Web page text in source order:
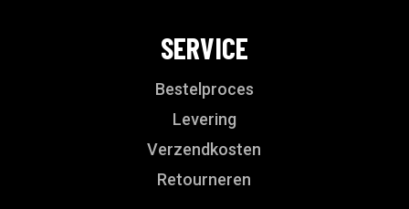
SERVICE
Bestelproces
Levering
Verzendkosten
Retourneren